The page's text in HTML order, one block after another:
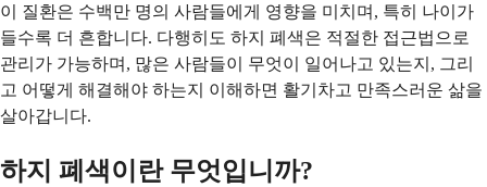
이 질환은 수백만 명의 사람들에게 영향을 미치며, 특히 나이가
들수록 더 흔합니다. 다행히도 하지 폐색은 적절한 접근법으로
관리가 가능하며, 많은 사람들이 무엇이 일어나고 있는지, 그리
고 어떻게 해결해야 하는지 이해하면 활기차고 만족스러운 삶을
살아갑니다.
하지 폐색이란 무엇입니까?